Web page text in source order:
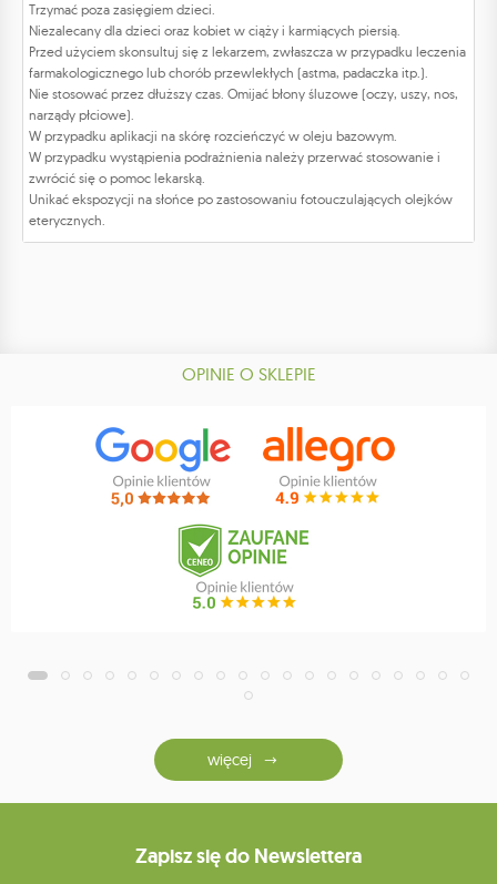
Trzymać poza zasięgiem dzieci.
Niezalecany dla dzieci oraz kobiet w ciąży i karmiących piersią.
Przed użyciem skonsultuj się z lekarzem, zwłaszcza w przypadku leczenia
farmakologicznego lub chorób przewlekłych (astma, padaczka itp.).
Nie stosować przez dłuższy czas. Omijać błony śluzowe (oczy, uszy, nos,
narządy płciowe).
W przypadku aplikacji na skórę rozcieńczyć w oleju bazowym.
W przypadku wystąpienia podrażnienia należy przerwać stosowanie i
zwrócić się o pomoc lekarską.
Unikać ekspozycji na słońce po zastosowaniu fotouczulających olejków
eterycznych.
OPINIE O SKLEPIE
więcej
Zapisz się do Newslettera